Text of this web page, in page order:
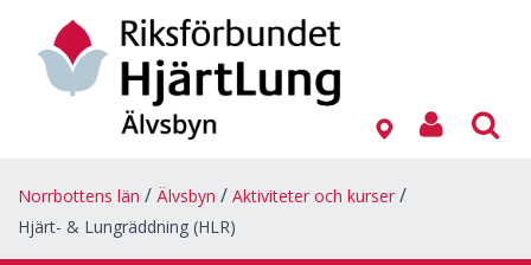
Norrbottens län Älvsbyn
Aktiviteter och kurser
Hjärt- & Lungräddning (HLR)